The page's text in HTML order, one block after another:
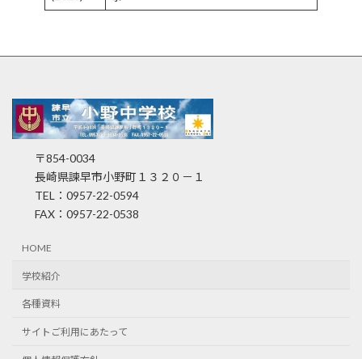
〒854-0034
長崎県諫早市小野町１３２０－１
TEL：0957-22-0594
FAX：0957-22-0538
HOME
学校紹介
各種資料
サイトご利用にあたって